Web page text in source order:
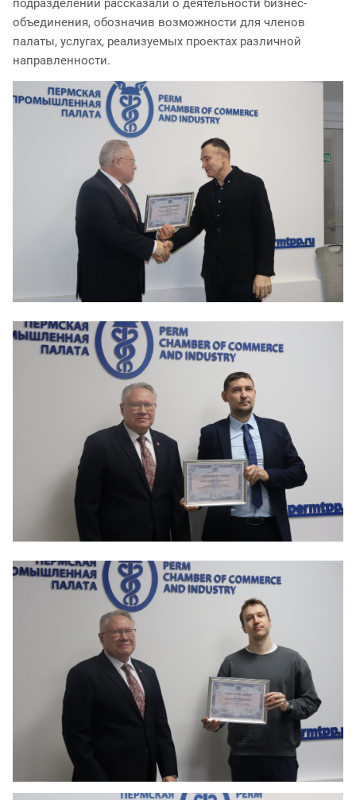
подразделений рассказали о деятельности бизнес-
объединения, обозначив возможности для членов
палаты, услугах, реализуемых проектах различной
направленности.